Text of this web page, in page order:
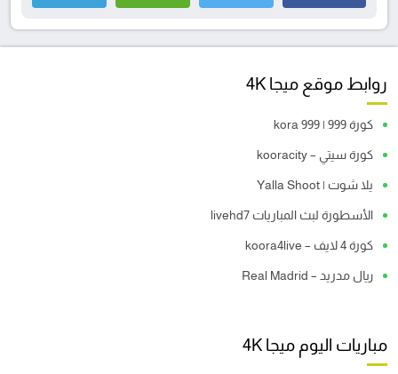
روابط موقع ميجا 4K
كورة 999 | kora 999
كورة سيتي – kooracity
يلا شوت | Yalla Shoot
الأسطورة لبث المباريات livehd7
كورة 4 لايف – koora4live
ريال مدريد – Real Madrid
مباريات اليوم ميجا 4K